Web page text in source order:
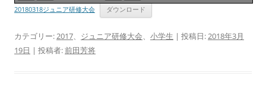
20180318ジュニア研修大会 ダウンロード
カテゴリー: 2017 ジュニア研修大会 小学生 | 投稿日: 2018年3月
19日 | 投稿者:前田芳将